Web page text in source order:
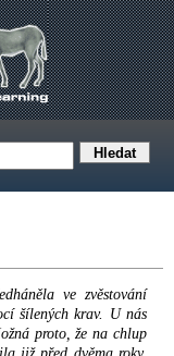
ve zvěstování
šílených krav. U nás
proto, že na chlup